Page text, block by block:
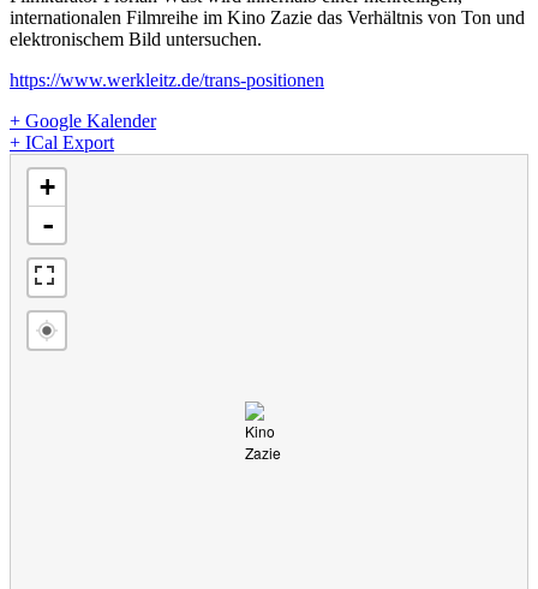
internationalen Filmreihe im Kino Zazie das Verhältnis von Ton und
elektronischem Bild untersuchen.
https://www.werkleitz.de/trans-positionen
+ Google Kalender
+ ICal Export
Karte wird geladen - bitte warten...
+
-